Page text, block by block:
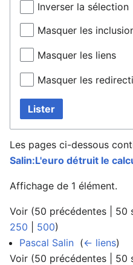
Inverser la sélection
Masquer les
Masquer les liens
Masquer les
Lister
Les pages ci-dessous
Salin:L'euro détruit le
Affichage de 1 élément.
Voir (50 précédentes 50
250
500)
Pascal Salin (← liens)
Voir (50 précédentes 50